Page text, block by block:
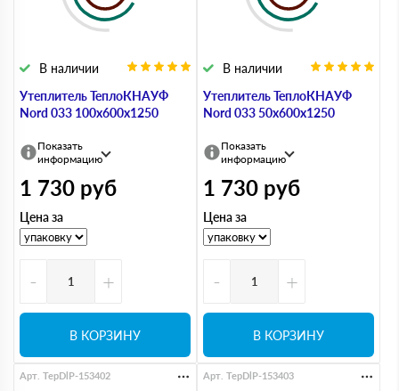
Утеплитель ТеплоКНАУФ
Nord 033 100х600х1250
В наличии
Показать
информацию
1 730 руб
Цена за
- +
В КОРЗИНУ
Утеплитель ТеплоКНАУФ
Nord 033 50х600х1250
В наличии
Показать
информацию
1 730 руб
Цена за
- +
В КОРЗИНУ
Арт. TepDlP-153402 Арт. TepDlP-153403